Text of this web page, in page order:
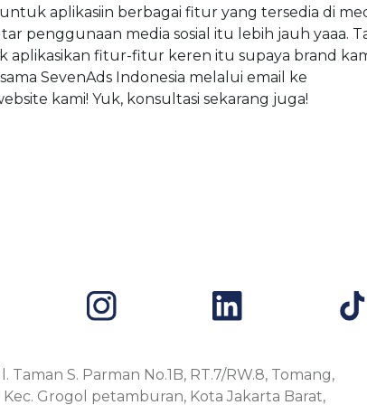
aplikasiin berbagai fitur yang tersedia di
penggunaan media sosial itu lebih jauh yaaa.
aplikasikan fitur-fitur keren itu supaya brand
SevenAds Indonesia melalui email ke
kami! Yuk, konsultasi sekarang juga!
Taman S. Parman No.1B, RT.7/RW.8, Tomang,
Kec. Grogol petamburan, Kota Jakarta Barat,